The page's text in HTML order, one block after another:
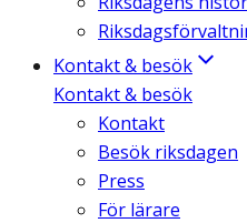
Kontakt & besök
Kontakt & besök
Kontakt
Besök riksdagen
Press
För lärare